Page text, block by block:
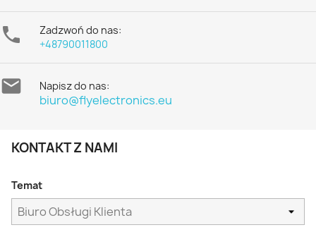

Zadzwoń do nas:
+48790011800
 Napisz do nas:
biuro@flyelectronics.eu
KONTAKT Z NAMI
Temat